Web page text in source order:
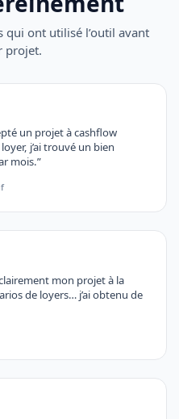
qui ont utilisé l’outil avant
projet.
un projet à cashflow
j’ai trouvé un bien
mois.”
clairement mon projet à la
de loyers… j’ai obtenu de